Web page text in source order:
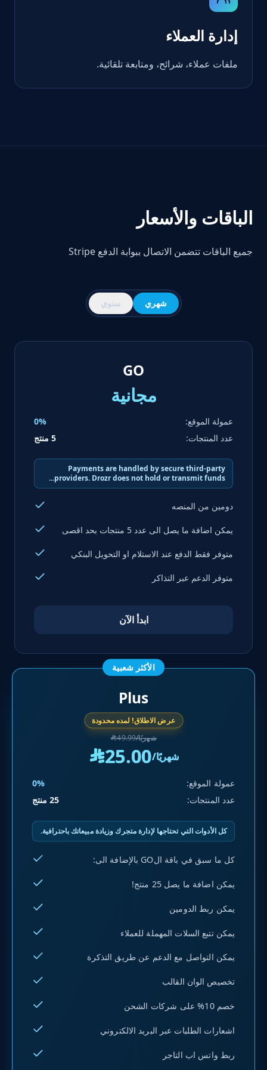
إدارة العملاء
ملفات عملاء، شرائح، ومتابعة تلقائية.
الباقات والأسعار
جميع الباقات تتضمن الاتصال ببوابة الدفع Stripe
شهري سنوي
GO
مجانية
عمولة الموقع:
0%
عدد المنتجات:
5 منتج
Payments are handled by secure third-party
providers. Drozr does not hold or transmit funds...
دومين من المنصه
يمكن اضافة ما يصل الى عدد 5 منتجات بحد اقصى
متوفر فقط الدفع عند الاستلام او التحويل البنكي
متوفر الدعم عبر التذاكر
ابدأ الآن
الأكثر شعبية
Plus
عرض الاطلاق! لمده محدودة
^49.99 /شهريًا
^25.00 /شهريًا
عمولة الموقع:
0%
عدد المنتجات:
25 منتج
كل الأدوات التي تحتاجها لإدارة متجرك وزيادة مبيعاتك باحترافية.
كل ما سبق في باقة الGO بالإضافة الى:
يمكن اضافة ما يصل 25 منتج!
يمكن ربط الدومين
يمكن تتبع السلات المهملة للعملاء
يمكن التواصل مع الدعم عن طريق التذكرة
تخصيص الوان القالب
خصم 10% على شركات الشحن
اشعارات الطلبات عبر البريد الالكتروني
ربط واتس اب التاجر